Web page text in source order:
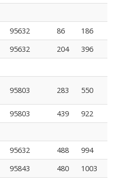
95632 86
186
95632 204 396
95803 283 550
95803 439 922
95632 488
994
95843 480 1003